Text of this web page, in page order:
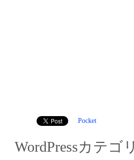
Pocket
WordPressカテゴ